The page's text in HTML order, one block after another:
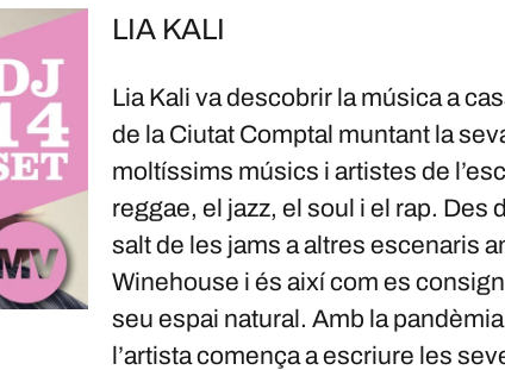
LIA KALI
Lia Kali va descobrir la música a
de la Ciutat Comptal muntant la
moltíssims músics i artistes de
reggae, el jazz, el soul i el rap. Des
salt de les jams a altres escenaris
Winehouse i és així com es
seu espai natural. Amb la
l’artista comença a escriure les